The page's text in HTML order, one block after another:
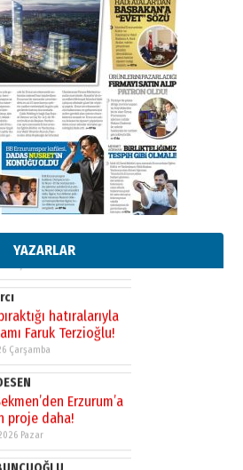
YAZARLAR
Salı
YAZICI
bir Alperen…
idi… Hakka yürüdü.!
Perşembe
hatıralarıyla
Faruk Terzioğlu!
Çarşamba
Erzurum’a
proje daha!
Pazar
köşe taşları
Pazartesi
ERKON’da
taşırken,
aşağı